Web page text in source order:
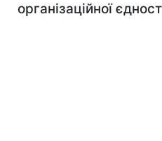
організаційної